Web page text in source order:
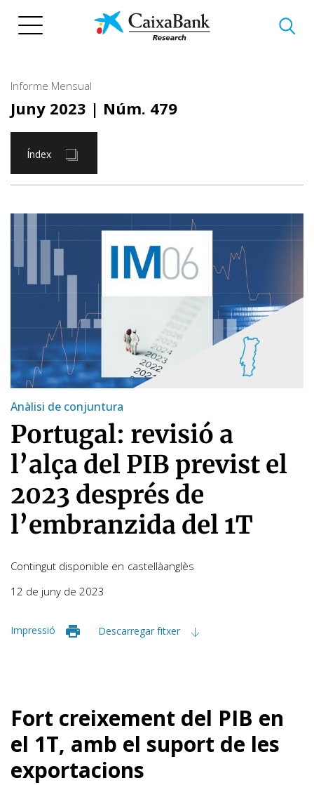
Informe Mensual
Juny 2023 | Núm. 479
Índex
Anàlisi de conjuntura
Portugal: revisió a
l’alça del PIB previst el
2023 després de
l’embranzida del 1T
Contingut disponible en castellàanglès
12 de juny de 2023
Impressió Descarregar fitxer
Fort creixement del PIB en
el 1T, amb el suport de les
exportacions